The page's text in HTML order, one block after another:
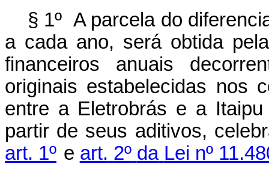
§ 1º A parcela do
a cada ano, será obtida pela
financeiros
anuais
originais estabelecidas nos
entre a Eletrobrás e a
partir de seus aditivos,
art. 1º e art. 2º da Lei nº